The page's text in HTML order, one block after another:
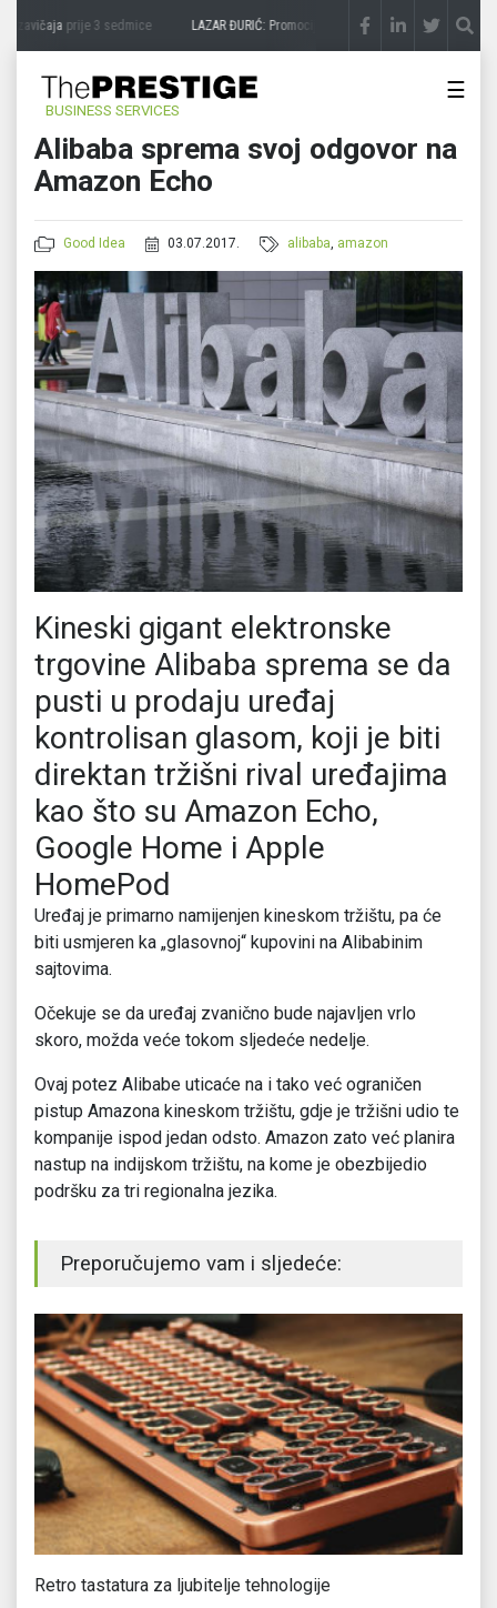
zavičajaprije 3 sedmice LAZAR ĐURIĆ: Promocija potencijal pretvara u destinaciju
BUSINESS SERVICES
☰
Alibaba sprema svoj odgovor na
Amazon Echo
Good Idea 03.07.2017. alibaba, amazon
Kineski gigant elektronske
trgovine Alibaba sprema se da
pusti u prodaju uređaj
kontrolisan glasom, koji je biti
direktan tržišni rival uređajima
kao što su Amazon Echo,
Google Home i Apple
HomePod
Uređaj je primarno namijenjen kineskom tržištu, pa će
biti usmjeren ka „glasovnoj“ kupovini na Alibabinim
sajtovima.
Očekuje se da uređaj zvanično bude najavljen vrlo
skoro, možda veće tokom sljedeće nedelje.
Ovaj potez Alibabe uticaće na i tako već ograničen
pistup Amazona kineskom tržištu, gdje je tržišni udio te
kompanije ispod jedan odsto. Amazon zato već planira
nastup na indijskom tržištu, na kome je obezbijedio
podršku za tri regionalna jezika.
Preporučujemo vam i sljedeće:
Retro tastatura za ljubitelje tehnologije